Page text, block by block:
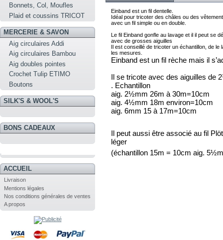
Bonnets, Col, Moufles
Plaid et coussins TRICOT
MERCERIE & SAVON
Aig circulaires Addi
Aig circulaires Bambou
Aig doubles pointes
Crochet Tulip ETIMO
Boutons
SILK'S & WOOL'S
BONS CADEAUX
ACCUEIL
Livraison
Mentions légales
Nos conditions générales de ventes
A propos
Einband est un fil dentelle.
Idéal pour tricoter des châles ou des
avec un fil simple ou en double.
Le fil Einband gonfle au lavage et il il peut se
Il est conseillé de tricoter un échantillon, de le
les mesures.
Einband est un fil rèche mais il
Il se tricote avec des aiguilles de
. Echantillon
aig. 2½mm 26m à 30m=10cm
aig. 4½mm 18m environ=10cm
aig. 6mm 15 à 17m=10cm
Il peut aussi être associé au fil
léger
(échantillon 15m = 10cm aig.